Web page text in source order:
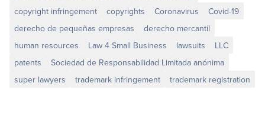
copyright infringement
copyrights Coronavirus
Covid-19
derecho de pequeñas empresas
derecho mercantil
human resources
Law 4 Small Business lawsuits
LLC
patents
Sociedad de Responsabilidad Limitada anónima
super lawyers
trademark infringement trademark registration